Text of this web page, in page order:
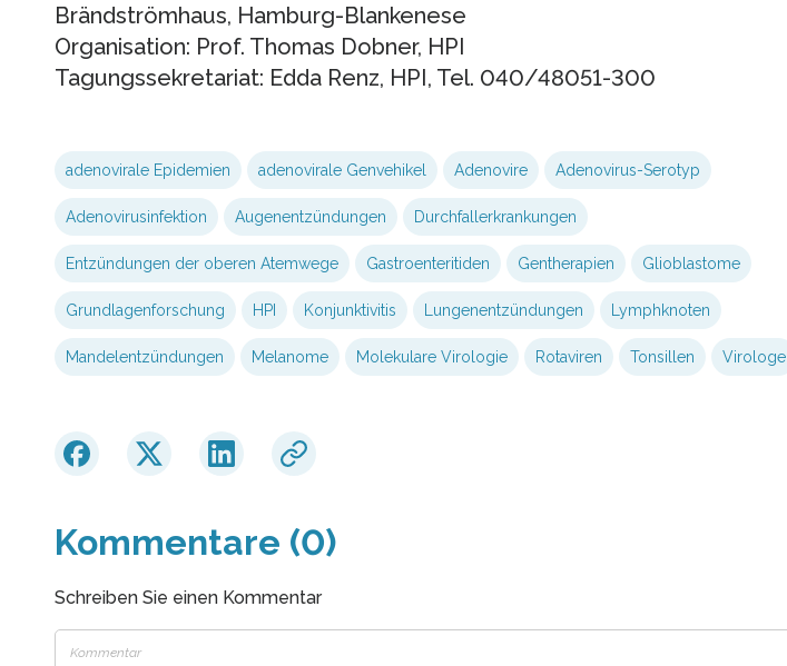
Brändströmhaus, Hamburg-Blankenese
Organisation: Prof. Thomas Dobner, HPI
Tagungssekretariat: Edda Renz, HPI, Tel. 040/48051-300
adenovirale Epidemien adenovirale Genvehikel Adenovire Adenovirus-Serotyp
Adenovirusinfektion Augenentzündungen Durchfallerkrankungen
Entzündungen der oberen Atemwege Gastroenteritiden Gentherapien Glioblastome
Grundlagenforschung HPI Konjunktivitis Lungenentzündungen Lymphknoten
Mandelentzündungen Melanome Molekulare Virologie Rotaviren Tonsillen Virologe
Kommentare (0)
Schreiben Sie einen Kommentar